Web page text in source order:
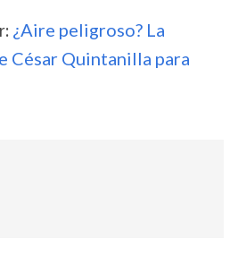
¿Aire peligroso? La
César Quintanilla para